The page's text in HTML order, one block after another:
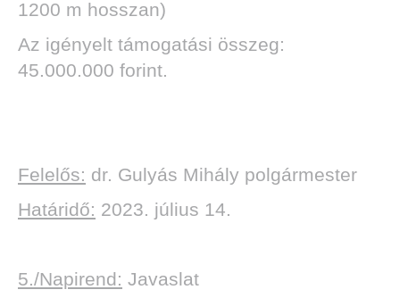
1200 m hosszan)
Az igényelt támogatási összeg:
45.000.000 forint.
Felelős: dr. Gulyás Mihály polgármester
Határidő: 2023. július 14.
5./Napirend: Javaslat